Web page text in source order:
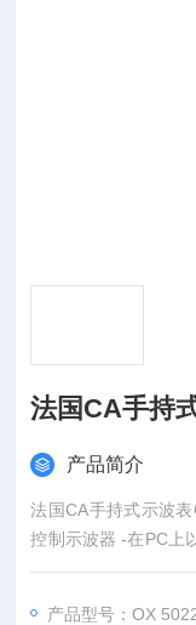
法国CA手持
产品简介
法国CA手持式示波
控制示波器 -在PC上
据和曲线图
产品型号：OX